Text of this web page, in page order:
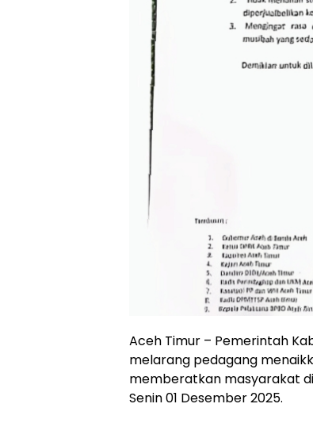
Aceh Timur – Pemerintah
melarang pedagang
memberatkan masyarakat
Senin 01 Desember 2025.